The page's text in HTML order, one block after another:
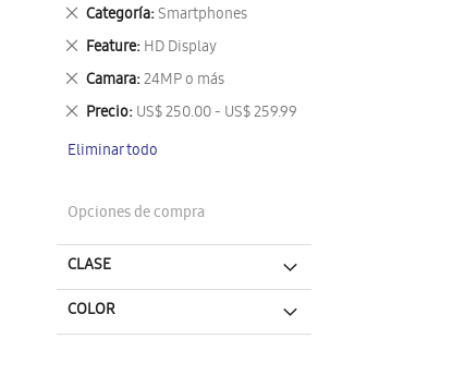
Categoría Smartphones
Eliminar
este
artículo
Feature HD Display
Eliminar
este
artículo
Camara 24MP o más
Eliminar
este
artículo
Precio US$ 250.00 - US$ 259.99
Eliminar
artículo
Eliminar todo
Opciones de compra
CLASE
COLOR